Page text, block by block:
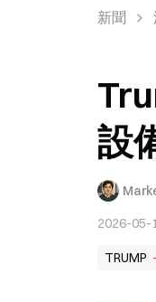
新聞
設
2026-05-
TRUMP